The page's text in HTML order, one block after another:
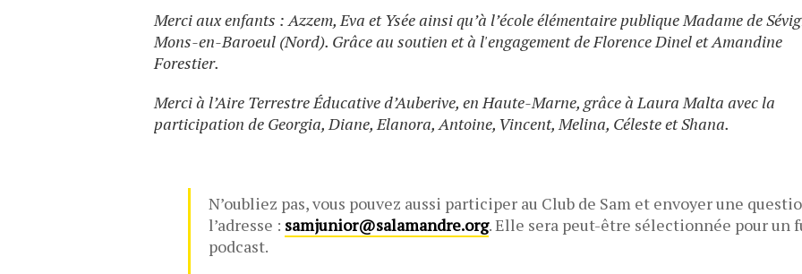
Merci aux enfants : Azzem, Eva et Ysée ainsi qu’à l’école élémentaire publique Madame de
Mons-en-Baroeul (Nord). Grâce au soutien et à l'engagement de Florence Dinel et Amandine
Forestier.
Merci à l’Aire Terrestre Éducative d’Auberive, en Haute-Marne, grâce à Laura Malta avec la
participation de Georgia, Diane, Elanora, Antoine, Vincent, Melina, Céleste et Shana.
N’oubliez pas, vous pouvez aussi participer au Club de Sam et envoyer une
l’adresse : samjunior@salamandre.org. Elle sera peut-être sélectionnée pour un
podcast.